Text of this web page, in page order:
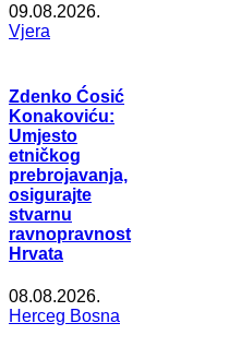
09.08.2026.
Vjera
Zdenko Ćosić
Konakoviću:
Umjesto
etničkog
prebrojavanja,
osigurajte
stvarnu
ravnopravnost
Hrvata
08.08.2026.
Herceg Bosna